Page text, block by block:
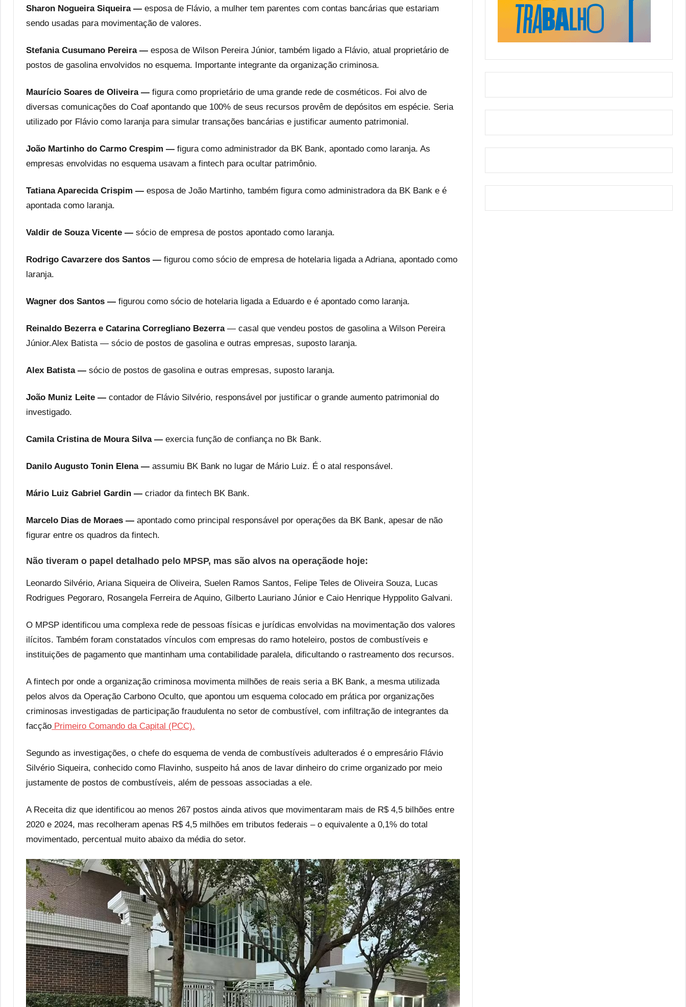
Sharon Nogueira Siqueira — esposa de Flávio, a mulher tem parentes com contas bancárias que estariam
sendo usadas para movimentação de valores.
Stefania Cusumano Pereira — esposa de Wilson Pereira Júnior, também ligado a Flávio, atual proprietário de
postos de gasolina envolvidos no esquema. Importante integrante da organização criminosa.
Maurício Soares de Oliveira — figura como proprietário de uma grande rede de cosméticos. Foi alvo de
diversas comunicações do Coaf apontando que 100% de seus recursos provêm de depósitos em espécie. Seria
utilizado por Flávio como laranja para simular transações bancárias e justificar aumento patrimonial.
João Martinho do Carmo Crespim — figura como administrador da BK Bank, apontado como laranja. As
empresas envolvidas no esquema usavam a fintech para ocultar patrimônio.
Tatiana Aparecida Crispim — esposa de João Martinho, também figura como administradora da BK Bank e é
apontada como laranja.
Valdir de Souza Vicente — sócio de empresa de postos apontado como laranja.
Rodrigo Cavarzere dos Santos — figurou como sócio de empresa de hotelaria ligada a Adriana, apontado como
laranja.
Wagner dos Santos — figurou como sócio de hotelaria ligada a Eduardo e é apontado como laranja.
Reinaldo Bezerra e Catarina Corregliano Bezerra — casal que vendeu postos de gasolina a Wilson Pereira
Júnior.Alex Batista — sócio de postos de gasolina e outras empresas, suposto laranja.
Alex Batista — sócio de postos de gasolina e outras empresas, suposto laranja.
João Muniz Leite — contador de Flávio Silvério, responsável por justificar o grande aumento patrimonial do
investigado.
Camila Cristina de Moura Silva — exercia função de confiança no Bk Bank.
Danilo Augusto Tonin Elena — assumiu BK Bank no lugar de Mário Luiz. É o atal responsável.
Mário Luiz Gabriel Gardin — criador da fintech BK Bank.
Marcelo Dias de Moraes — apontado como principal responsável por operações da BK Bank, apesar de não
figurar entre os quadros da fintech.
Não tiveram o papel detalhado pelo MPSP, mas são alvos na operaçãode hoje:
Leonardo Silvério, Ariana Siqueira de Oliveira, Suelen Ramos Santos, Felipe Teles de Oliveira Souza, Lucas
Rodrigues Pegoraro, Rosangela Ferreira de Aquino, Gilberto Lauriano Júnior e Caio Henrique Hyppolito Galvani.
O MPSP identificou uma complexa rede de pessoas físicas e jurídicas envolvidas na movimentação dos valores
ilícitos. Também foram constatados vínculos com empresas do ramo hoteleiro, postos de combustíveis e
instituições de pagamento que mantinham uma contabilidade paralela, dificultando o rastreamento dos recursos.
A fintech por onde a organização criminosa movimenta milhões de reais seria a BK Bank, a mesma utilizada
pelos alvos da Operação Carbono Oculto, que apontou um esquema colocado em prática por organizações
criminosas investigadas de participação fraudulenta no setor de combustível, com infiltração de integrantes da
facção Primeiro Comando da Capital (PCC).
Segundo as investigações, o chefe do esquema de venda de combustíveis adulterados é o empresário Flávio
Silvério Siqueira, conhecido como Flavinho, suspeito há anos de lavar dinheiro do crime organizado por meio
justamente de postos de combustíveis, além de pessoas associadas a ele.
A Receita diz que identificou ao menos 267 postos ainda ativos que movimentaram mais de R$ 4,5 bilhões entre
2020 e 2024, mas recolheram apenas R$ 4,5 milhões em tributos federais – o equivalente a 0,1% do total
movimentado, percentual muito abaixo da média do setor.